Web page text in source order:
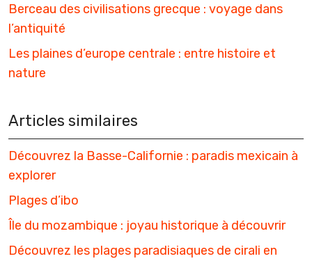
Berceau des civilisations grecque : voyage dans
l’antiquité
Les plaines d’europe centrale : entre histoire et
nature
Articles similaires
Découvrez la Basse-Californie : paradis mexicain à
explorer
Plages d’ibo
Île du mozambique : joyau historique à découvrir
Découvrez les plages paradisiaques de cirali en